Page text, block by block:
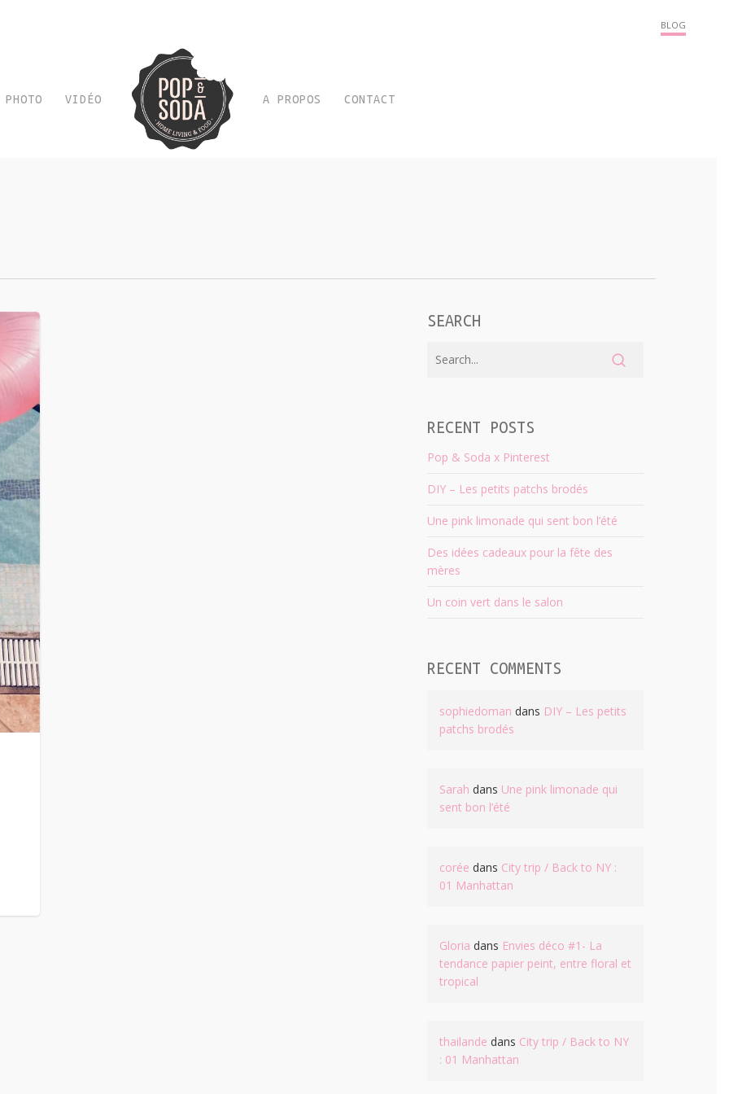
BLOG
PHOTO VIDÉO A PROPOS CONTACT
SEARCH
RECENT POSTS
Pop & Soda x Pinterest
DIY – Les petits patchs brodés
Une pink limonade qui sent bon l’été
Des idées cadeaux pour la fête des
mères
Un coin vert dans le salon
RECENT COMMENTS
sophiedoman dans DIY – Les petits
patchs brodés
Sarah dans Une pink limonade qui
sent bon l’été
corée dans City trip / Back to NY :
01 Manhattan
Gloria dans Envies déco #1- La
tendance papier peint, entre floral et
tropical
thailande dans City trip / Back to NY
: 01 Manhattan
Menu